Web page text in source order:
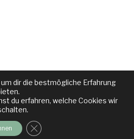
dir die bestmögliche Erfahrung
du erfahren, welche Cookies wir
GDPR Cookie-Banner